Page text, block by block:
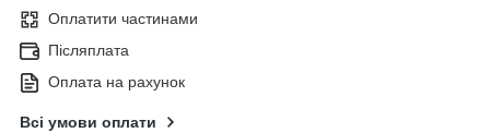
Оплатити частинами
Післяплата
Оплата на рахунок
Всі умови оплати